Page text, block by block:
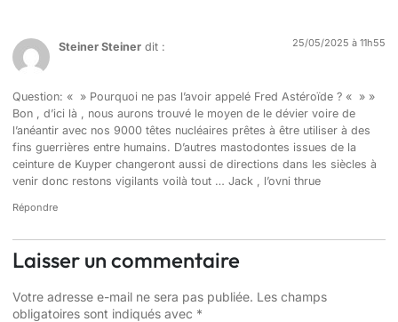
Steiner Steiner dit : 25/05/2025 à 11h55
Question: « » Pourquoi ne pas l’avoir appelé Fred Astéroïde ? « » »
Bon , d’ici là , nous aurons trouvé le moyen de le dévier voire de
l’anéantir avec nos 9000 têtes nucléaires prêtes à être utiliser à des
fins guerrières entre humains. D’autres mastodontes issues de la
ceinture de Kuyper changeront aussi de directions dans les siècles à
venir donc restons vigilants voilà tout … Jack , l’ovni thrue
Répondre
Laisser un commentaire
Votre adresse e-mail ne sera pas publiée. Les champs
obligatoires sont indiqués avec *